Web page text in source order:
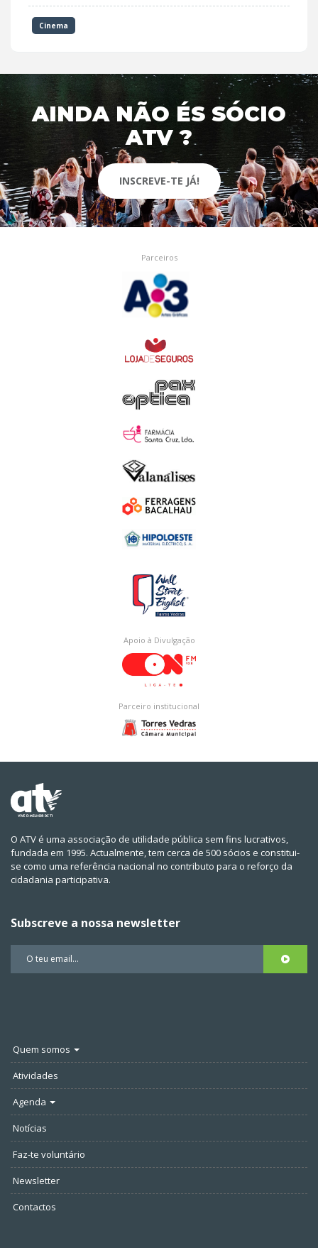
Cinema
AINDA NÃO ÉS SÓCIO
ATV ?
INSCREVE-TE JÁ!
Parceiros
Apoio à Divulgação
Parceiro institucional
O ATV é uma associação de utilidade pública sem fins lucrativos,
fundada em 1995. Actualmente, tem cerca de 500 sócios e constitui-
se como uma referência nacional no contributo para o reforço da
cidadania participativa.
Subscreve a nossa newsletter
Quem somos
Atividades
Agenda
Notícias
Faz-te voluntário
Newsletter
Contactos